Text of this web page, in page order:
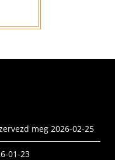
meg 2026-02-25
01-23